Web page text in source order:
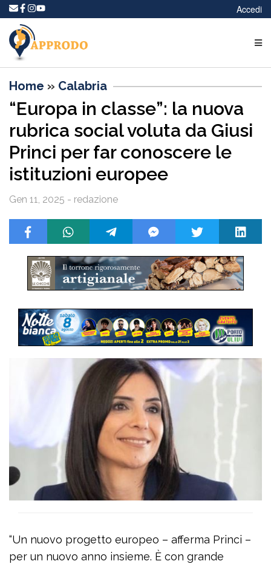
Accedi
Home » Calabria
“Europa in classe”: la nuova
rubrica social voluta da Giusi
Princi per far conoscere le
istituzioni europee
Gen 11, 2025 - redazione
“Un nuovo progetto europeo – afferma Princi –
per un nuovo anno insieme. È con grande